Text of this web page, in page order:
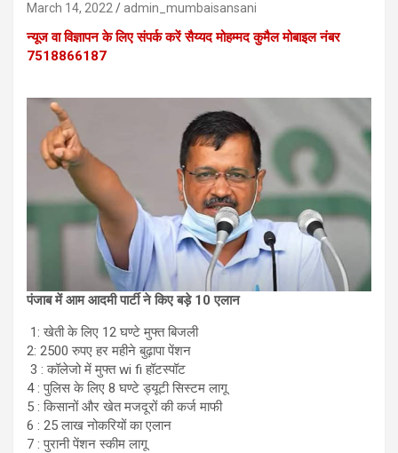
March 14, 2022 admin_mumbaisansani
न्यूज वा विज्ञापन के लिए संपर्क करें सैय्यद मोहम्मद कुमैल मोबाइल नंबर
7518866187
पंजाब में आम आदमी पार्टी ने किए बड़े 10 एलान
1: खेती के लिए 12 घण्टे मुफ्त बिजली
2: 2500 रुपए हर महीने बुढ़ापा पेंशन
3 : कॉलेजो में मुफ्त wi fi हॉटस्पॉट
4 : पुलिस के लिए 8 घण्टे ड्यूटी सिस्टम लागू
5 : किसानों और खेत मजदूरों की कर्ज माफी
6 : 25 लाख नोकरियों का एलान
7 : पुरानी पेंशन स्कीम लागू